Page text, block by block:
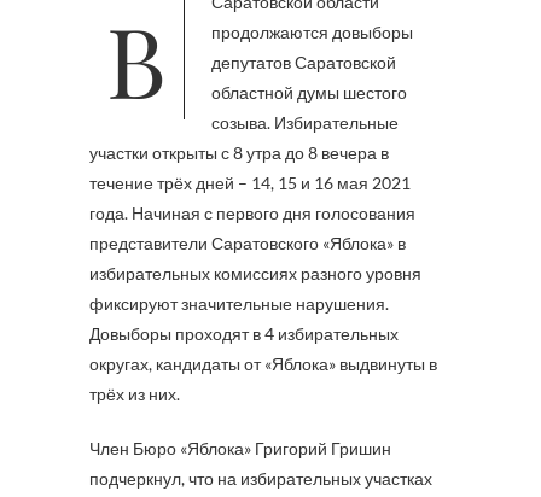
В Саратовской области
продолжаются довыборы
депутатов Саратовской
областной думы шестого
созыва. Избирательные
участки открыты с 8 утра до 8 вечера в
течение трёх дней – 14, 15 и 16 мая 2021
года. Начиная с первого дня голосования
представители Саратовского «Яблока» в
избирательных комиссиях разного уровня
фиксируют значительные нарушения.
Довыборы проходят в 4 избирательных
округах, кандидаты от «Яблока» выдвинуты в
трёх из них.
Член Бюро «Яблока» Григорий Гришин
подчеркнул, что на избирательных участках